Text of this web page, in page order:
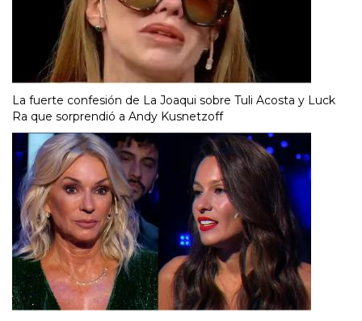
La fuerte confesión de La Joaqui sobre Tuli Acosta y Luck
Ra que sorprendió a Andy Kusnetzoff